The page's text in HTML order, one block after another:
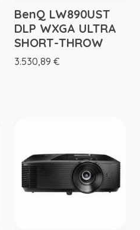
BenQ LW890UST
DLP WXGA ULTRA
SHORT-THROW
3.530,89 €